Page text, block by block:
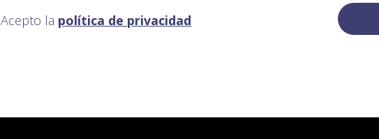
Acepto la política de privacidad